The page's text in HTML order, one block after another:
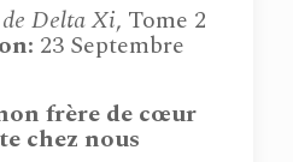
Delta Xi, Tome 2
23 Septembre
frère de cœur
chez nous